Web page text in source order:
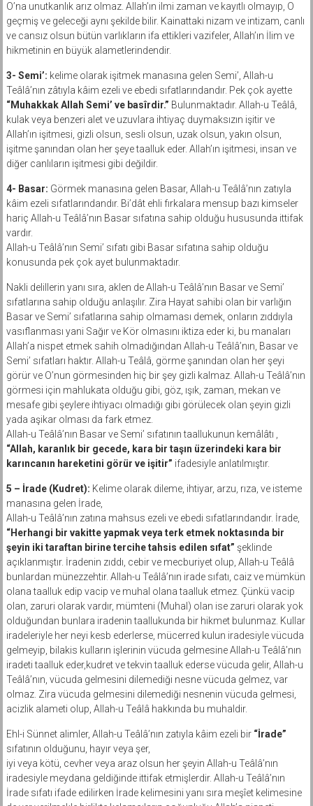
O’na unutkanlık arız olmaz. Allah’ın ilmi zaman ve kayıtlı olmayıp, O
geçmiş ve geleceği aynı şekilde bilir. Kainattaki nizam ve intizam, canlı
ve cansız olsun bütün varlıkların ifa ettikleri vazifeler, Allah’ın İlim ve
hikmetinin en büyük alametlerindendir.
3- Semi’: kelime olarak işitmek manasına gelen Semi’, Allah-u
Teâlâ’nın zâtıyla kâim ezeli ve ebedi sıfatlarındandır. Pek çok ayette
“Muhakkak Allah Semi’ ve basîrdir.” Bulunmaktadır. Allah-u Teâlâ,
kulak veya benzeri alet ve uzuvlara ihtiyaç duymaksızın işitir ve
Allah’ın işitmesi, gizli olsun, sesli olsun, uzak olsun, yakın olsun,
işitme şanından olan her şeye taalluk eder. Allah’ın işitmesi, insan ve
diğer canlıların işitmesi gibi değildir.
4- Basar: Görmek manasına gelen Basar, Allah-u Teâlâ’nın zatıyla
kâim ezeli sıfatlarındandır. Bi’dât ehli fırkalara mensup bazı kimseler
hariç Allah-u Teâlâ’nın Basar sıfatına sahip olduğu hususunda ittifak
vardır.
Allah-u Teâlâ’nın Semi’ sıfatı gibi Basar sıfatına sahip olduğu
konusunda pek çok ayet bulunmaktadır.
Nakli delillerin yanı sıra, aklen de Allah-u Teâlâ’nın Basar ve Semi’
sıfatlarına sahip olduğu anlaşılır. Zira Hayat sahibi olan bir varlığın
Basar ve Semi’ sıfatlarına sahip olmaması demek, onların zıddıyla
vasıflanması yani Sağır ve Kör olmasını iktiza eder ki, bu manaları
Allah’a nispet etmek sahih olmadığından Allah-u Teâlâ’nın, Basar ve
Semi’ sıfatları haktır. Allah-u Teâlâ, görme şanından olan her şeyi
görür ve O’nun görmesinden hiç bir şey gizli kalmaz. Allah-u Teâlâ’nın
görmesi için mahlukata olduğu gibi, göz, ışık, zaman, mekan ve
mesafe gibi şeylere ihtiyacı olmadığı gibi görülecek olan şeyin gizli
yada aşikar olması da fark etmez.
Allah-u Teâlâ’nın Basar ve Semi’ sıfatının taallukunun kemâlâtı ,
“Allah, karanlık bir gecede, kara bir taşın üzerindeki kara bir
karıncanın hareketini görür ve işitir” ifadesiyle anlatılmıştır.
5 – İrade (Kudret): Kelime olarak dileme, ihtiyar, arzu, rıza, ve isteme
manasına gelen İrade,
Allah-u Teâlâ’nın zatına mahsus ezeli ve ebedi sıfatlarındandır. İrade,
“Herhangi bir vakitte yapmak veya terk etmek noktasında bir
şeyin iki taraftan birine tercihe tahsis edilen sıfat” şeklinde
açıklanmıştır. İradenin zıddı, cebir ve mecburiyet olup, Allah-u Teâlâ
bunlardan münezzehtir. Allah-u Teâlâ’nın irade sıfatı, caiz ve mümkün
olana taalluk edip vacip ve muhal olana taalluk etmez. Çünkü vacip
olan, zaruri olarak vardır, mümteni (Muhal) olan ise zaruri olarak yok
olduğundan bunlara iradenin taallukunda bir hikmet bulunmaz. Kullar
iradeleriyle her neyi kesb ederlerse, mücerred kulun iradesiyle vücuda
gelmeyip, bilakis kulların işlerinin vücuda gelmesine Allah-u Teâlâ’nın
iradeti taalluk eder,kudret ve tekvin taalluk ederse vücuda gelir, Allah-u
Teâlâ’nın, vücuda gelmesini dilemediği nesne vücuda gelmez, var
olmaz. Zira vücuda gelmesini dilemediği nesnenin vücuda gelmesi,
acizlik alameti olup, Allah-u Teâlâ hakkında bu muhaldir.
Ehl-i Sünnet alimler, Allah-u Teâlâ’nın zatıyla kâim ezeli bir “İrade”
sıfatının olduğunu, hayır veya şer,
iyi veya kötü, cevher veya araz olsun her şeyin Allah-u Teâlâ’nın
iradesiyle meydana geldiğinde ittifak etmişlerdir. Allah-u Teâlâ’nın
İrade sıfatı ifade edilirken İrade kelimesini yanı sıra meşîet kelimesine